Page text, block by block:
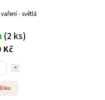
- světlá
(2 ks)
Kč